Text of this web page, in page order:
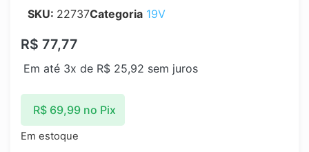
SKU: 22737Categoria 19V
R$ 77,77
Em até 3x de R$ 25,92 sem juros
R$69,99 no Pix
Em estoque